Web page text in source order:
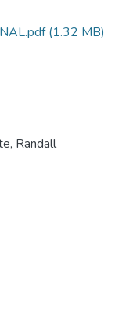
(1.32 MB)
Randall